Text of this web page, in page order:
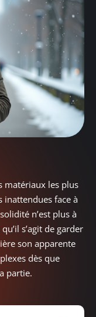
matériaux les plus
inattendues face à
n’est plus à
s’agit de garder
son apparente
dès que
partie.